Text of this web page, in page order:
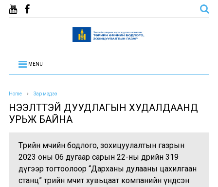
MENU
Home Зар мэдээ
НЭЭЛТТЭЙ ДУУДЛАГЫН ХУДАЛДААНД
УРЬЖ БАЙНА
Төрийн өмчийн бодлого, зохицуулалтын газрын
2023 оны 06 дугаар сарын 22-ны өдрийн 319
дүгээр тогтоолоор “Дарханы дулааны цахилгаан
станц” төрийн өмчит хувьцаат компанийн үндсэн